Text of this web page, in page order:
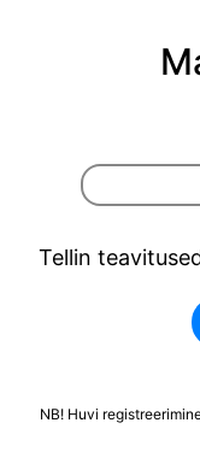
Tellin
NB! Huvi